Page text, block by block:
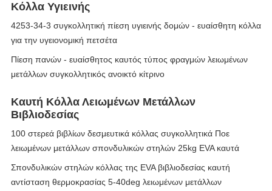
Κόλλα Υγιεινής
4253-34-3 συγκολλητική πίεση υγιεινής δομών - ευαίσθητη κόλλα
για την υγειονομική πετσέτα
Πίεση πανών - ευαίσθητος καυτός τύπος φραγμών λειωμένων
μετάλλων συγκολλητικός ανοικτό κίτρινο
Καυτή Κόλλα Λειωμένων Μετάλλων
Βιβλιοδεσίας
100 στερεά βιβλίων δεσμευτικά κόλλας συγκολλητικά Ποε
λειωμένων μετάλλων σπονδυλικών στηλών 25kg EVA καυτά
Σπονδυλικών στηλών κόλλας της EVA βιβλιοδεσίας καυτή
αντίσταση θερμοκρασίας 5-40deg λειωμένων μετάλλων